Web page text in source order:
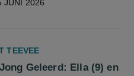
JUNI 2026
TEEVEE
Geleerd: Ella (9) en